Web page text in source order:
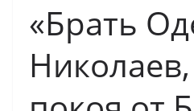
«Брать